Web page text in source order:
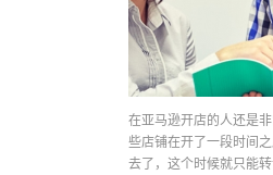
在亚马逊开店的人还是
些店铺在开了一段时间
去了，这个时候就只能